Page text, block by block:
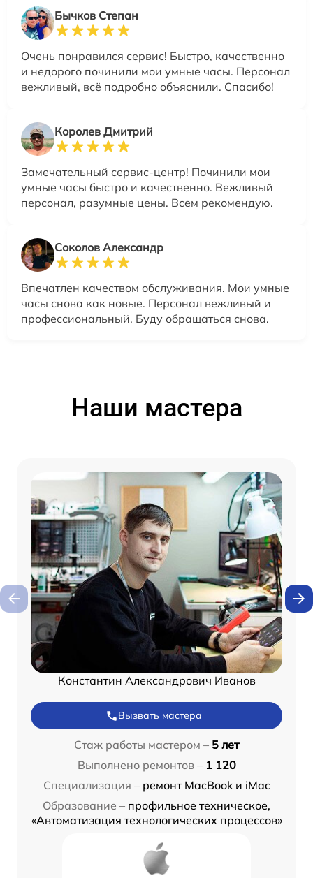
Бычков Степан
Очень понравился сервис! Быстро, качественно
и недорого починили мои умные часы. Персонал
вежливый, всё подробно объяснили. Спасибо!
Королев Дмитрий
Замечательный сервис-центр! Починили мои
умные часы быстро и качественно. Вежливый
персонал, разумные цены. Всем рекомендую.
Соколов Александр
Впечатлен качеством обслуживания. Мои умные
часы снова как новые. Персонал вежливый и
профессиональный. Буду обращаться снова.
Наши мастера
Константин Александрович Иванов
Вызвать мастера
Стаж работы мастером – 5 лет
Выполнено ремонтов – 1 120
Специализация – ремонт MacBook и iMac
Образование – профильное техническое,
«Автоматизация технологических процессов»